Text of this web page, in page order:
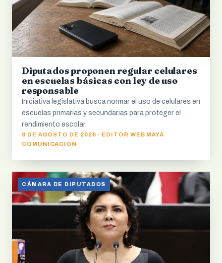
Diputados proponen regular celulares
en escuelas básicas con ley de uso
responsable
Iniciativa legislativa busca normar el uso de celulares en
escuelas primarias y secundarias para proteger el
rendimiento escolar.
8 DE AGOSTO DE 2026 · EDITOR WEB MAYA
COMUNICACIÓN
CÁMARA DE DIPUTADOS